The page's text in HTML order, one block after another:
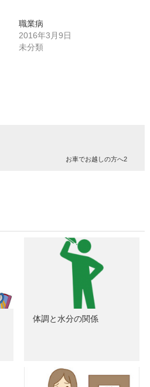
職業病
2016年3月9日
未分類
お車でお越しの方へ2
体調と水分の関係